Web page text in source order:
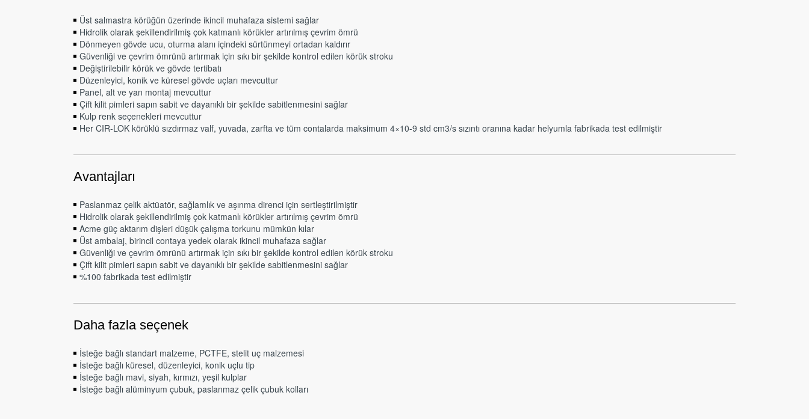
Üst salmastra körüğün üzerinde ikincil muhafaza sistemi sağlar
Hidrolik olarak şekillendirilmiş çok katmanlı körükler artırılmış çevrim ömrü
Dönmeyen gövde ucu, oturma alanı içindeki sürtünmeyi ortadan kaldırır
Güvenliği ve çevrim ömrünü artırmak için sıkı bir şekilde kontrol edilen körük stroku
Değiştirilebilir körük ve gövde tertibatı
Düzenleyici, konik ve küresel gövde uçları mevcuttur
Panel, alt ve yan montaj mevcuttur
Çift kilit pimleri sapın sabit ve dayanıklı bir şekilde sabitlenmesini sağlar
Kulp renk seçenekleri mevcuttur
Her CIR-LOK körüklü sızdırmaz valf, yuvada, zarfta ve tüm contalarda maksimum 4×10-9 std cm3/s sızıntı oranına kadar helyumla fabrikada test edilmiştir
Avantajları
Paslanmaz çelik aktüatör, sağlamlık ve aşınma direnci için sertleştirilmiştir
Hidrolik olarak şekillendirilmiş çok katmanlı körükler artırılmış çevrim ömrü
Acme güç aktarım dişleri düşük çalışma torkunu mümkün kılar
Üst ambalaj, birincil contaya yedek olarak ikincil muhafaza sağlar
Güvenliği ve çevrim ömrünü artırmak için sıkı bir şekilde kontrol edilen körük stroku
Çift kilit pimleri sapın sabit ve dayanıklı bir şekilde sabitlenmesini sağlar
%100 fabrikada test edilmiştir
Daha fazla seçenek
İsteğe bağlı standart malzeme, PCTFE, stelit uç malzemesi
İsteğe bağlı küresel, düzenleyici, konik uçlu tip
İsteğe bağlı mavi, siyah, kırmızı, yeşil kulplar
İsteğe bağlı alüminyum çubuk, paslanmaz çelik çubuk kolları